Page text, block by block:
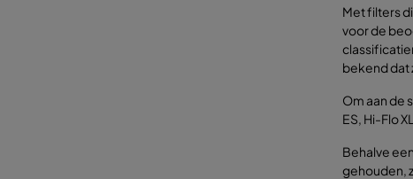
Met filters
voor de
bekend dat
Om aan de
ES, Hi-Flo
Behalve
gehouden,